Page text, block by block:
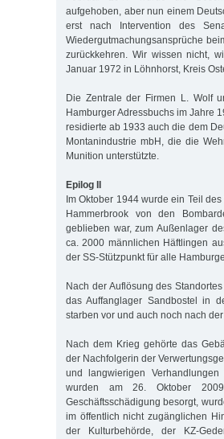
aufgehoben, aber nun einem
erst nach Intervention des
Wiedergutmachungsansprüche
zurückkehren. Wir wissen nicht,
Januar 1972 in Löhnhorst, Kreis
Die Zentrale der Firmen L. Wolf
Hamburger Adressbuchs im Jahre
residierte ab 1933 auch die dem
Montanindustrie mbH, die die
Munition unterstützte.
Epilog II
Im Oktober 1944 wurde ein Teil
Hammerbrook von den
geblieben war, zum Außenlager
ca. 2000 männlichen Häftlingen
der SS-Stützpunkt für alle
Nach der Auflösung des
das Auffanglager Sandbostel in
starben vor und auch noch nach
Nach dem Krieg gehörte das
der Nachfolgerin der
und langwierigen
wurden am 26. Oktober
Geschäftsschädigung besorgt,
im öffentlich nicht zugänglichen
der Kulturbehörde, der KZ-